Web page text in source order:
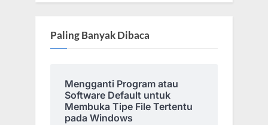
Paling Banyak Dibaca
Mengganti Program atau
Software Default untuk
Membuka Tipe File Tertentu
pada Windows